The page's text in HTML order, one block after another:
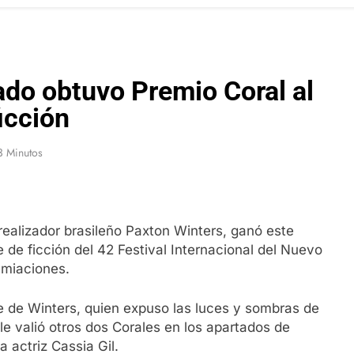
obtuvo Premio Coral al
Minutos
brasileño Paxton Winters, ganó este
de ficción del 42 Festival Internacional del Nuevo
Winters, quien expuso las luces y sombras de
valió otros dos Corales en los apartados de
actriz Cassia Gil.